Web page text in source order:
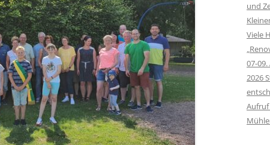
und
Viele
07-
2026